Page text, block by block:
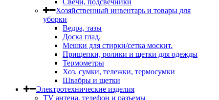
Свечи, подсвечники
Хозяйственный инвентарь и товары для
уборки
Ведра, тазы
Доска глад.
Мешки для стирки/сетка москит.
Прищепки, ролики и щетки для одежды
Термометры
Хоз. сумки, тележки, термосумки
Швабры и щетки
Электротехнические изделия
TV aнтена, телефон и разъемы